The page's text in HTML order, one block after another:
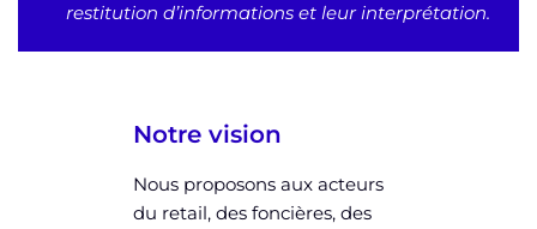
restitution d’informations et leur interprétation.
Notre vision
Nous proposons aux acteurs
du retail, des foncières, des